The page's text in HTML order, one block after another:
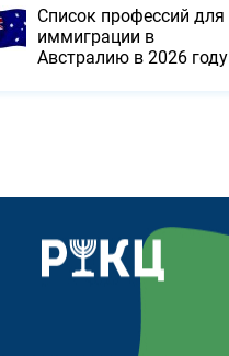
Список профессий для
иммиграции в
Австралию в 2026 году